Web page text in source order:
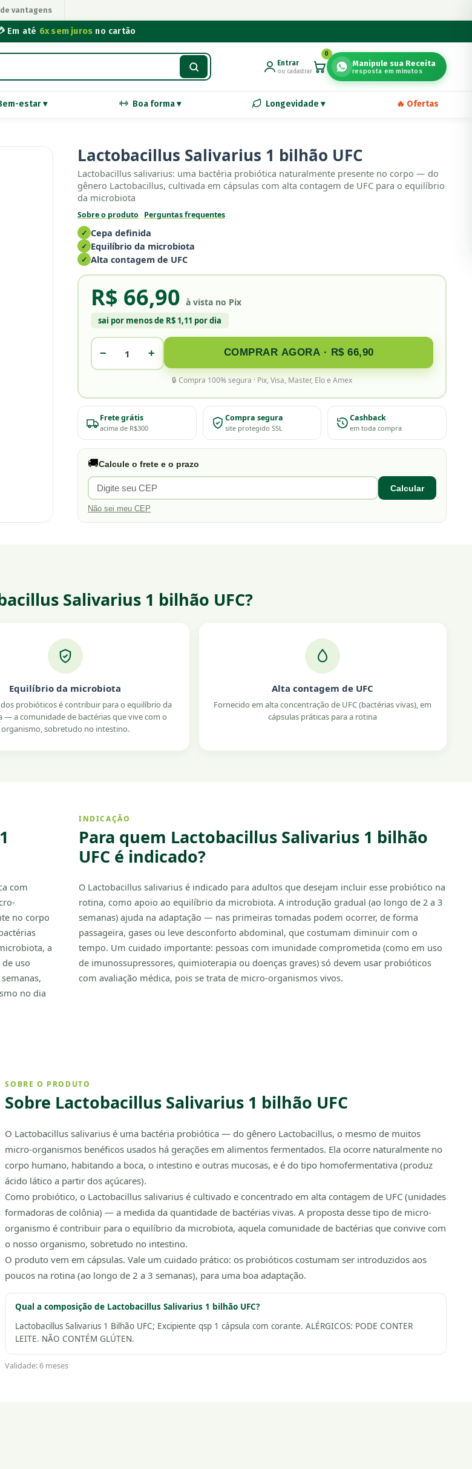
de vantagens
Em até 6x sem juros no cartão
Entrar
ou cadastrar
0
Manipule sua Receita
resposta em minutos
estar ▾ Boa forma ▾ Longevidade ▾ 🔥 Ofertas
Lactobacillus Salivarius 1 bilhão UFC
Lactobacillus salivarius: uma bactéria probiótica naturalmente presente no corpo — do
gênero Lactobacillus, cultivada em cápsulas com alta contagem de UFC para o equilíbrio
da microbiota
Sobre o produto · Perguntas frequentes
✓ Cepa definida
✓ Equilíbrio da microbiota
✓ Alta contagem de UFC
R$ 66,90 à vista no Pix
sai por menos de R$ 1,11 por dia
− + COMPRAR AGORA · R$ 66,90
🔒 Compra 100% segura · Pix, Visa, Master, Elo e Amex
Frete grátis
acima de R$300
Compra segura
site protegido SSL
Cashback
em toda compra
🚚Calcule o frete e o prazo
Calcular
Não sei meu CEP
Salivarius 1 bilhão UFC?
Equilíbrio da microbiota
probióticos é contribuir para o equilíbrio da
— a comunidade de bactérias que vive com o
organismo, sobretudo no intestino.
Alta contagem de UFC
Fornecido em alta concentração de UFC (bactérias vivas), em
cápsulas práticas para a rotina
com
no corpo
a
uso
no dia
INDICAÇÃO
Para quem Lactobacillus Salivarius 1 bilhão
UFC é indicado?
O Lactobacillus salivarius é indicado para adultos que desejam incluir esse probiótico na
rotina, como apoio ao equilíbrio da microbiota. A introdução gradual (ao longo de 2 a 3
semanas) ajuda na adaptação — nas primeiras tomadas podem ocorrer, de forma
passageira, gases ou leve desconforto abdominal, que costumam diminuir com o
tempo. Um cuidado importante: pessoas com imunidade comprometida (como em uso
de imunossupressores, quimioterapia ou doenças graves) só devem usar probióticos
com avaliação médica, pois se trata de micro-organismos vivos.
SOBRE O PRODUTO
Sobre Lactobacillus Salivarius 1 bilhão UFC
O Lactobacillus salivarius é uma bactéria probiótica — do gênero Lactobacillus, o mesmo de muitos
micro-organismos benéficos usados há gerações em alimentos fermentados. Ela ocorre naturalmente no
corpo humano, habitando a boca, o intestino e outras mucosas, e é do tipo homofermentativa (produz
ácido lático a partir dos açúcares).
Como probiótico, o Lactobacillus salivarius é cultivado e concentrado em alta contagem de UFC (unidades
formadoras de colônia) — a medida da quantidade de bactérias vivas. A proposta desse tipo de micro-
organismo é contribuir para o equilíbrio da microbiota, aquela comunidade de bactérias que convive com
o nosso organismo, sobretudo no intestino.
O produto vem em cápsulas. Vale um cuidado prático: os probióticos costumam ser introduzidos aos
poucos na rotina (ao longo de 2 a 3 semanas), para uma boa adaptação.
Qual a composição de Lactobacillus Salivarius 1 bilhão UFC?
Lactobacillus Salivarius 1 Bilhão UFC; Excipiente qsp 1 cápsula com corante. ALÉRGICOS: PODE CONTER
LEITE. NÃO CONTÉM GLÚTEN.
Validade: 6 meses